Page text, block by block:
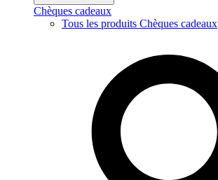
Chèques cadeaux
Tous les produits Chèques cadeaux